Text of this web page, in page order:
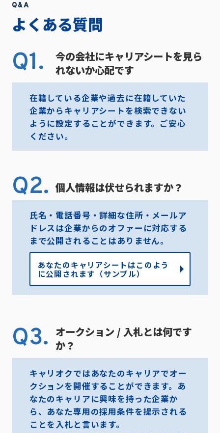
Q&A
よくある質問
Q1.
今の会社にキャリアシートを見ら
れないか心配です
在籍している企業や過去に在籍していた
企業からキャリアシートを検索できない
ように設定することができます。ご安心
ください。
Q2. 個人情報は伏せられますか？
氏名・電話番号・詳細な住所・メールア
ドレスは企業からのオファーに対応する
まで公開されることはありません。
あなたのキャリアシートはこのよう
に公開されます（サンプル）
Q3. オークション / 入札とは何です
か？
キャリオクではあなたのキャリアでオー
クションを開催することができます。あ
なたのキャリアに興味を持った企業か
ら、あなた専用の採用条件を提示される
ことを入札と言います。